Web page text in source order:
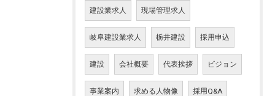
建設業求人 現場管理求人
岐阜建設業求人 栃井建設 採用申込
建設 会社概要 代表挨拶 ビジョン
事業案内 求める人物像 採用Q&A